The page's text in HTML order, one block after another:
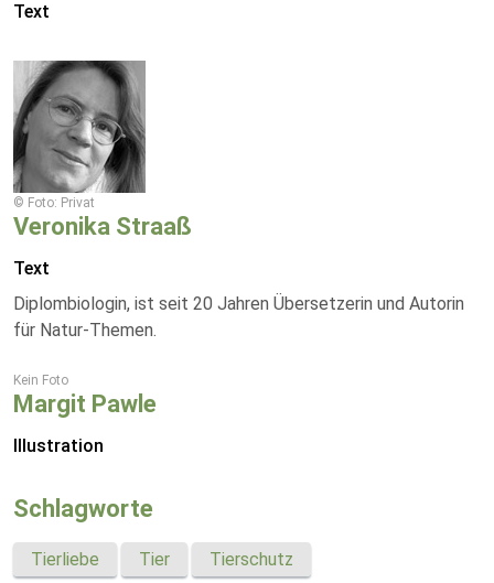
Text
© Foto: Privat
Veronika Straaß
Text
Diplombiologin, ist seit 20 Jahren Übersetzerin und Autorin
für Natur-Themen.
Kein Foto
Margit Pawle
Illustration
Schlagworte
Tierliebe Tier Tierschutz